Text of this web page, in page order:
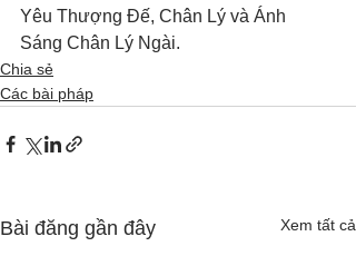
Yêu Thượng Đế, Chân Lý và Ánh
Sáng Chân Lý Ngài.
Chia sẻ
Các bài pháp
Bài đăng gần đây Xem tất cả